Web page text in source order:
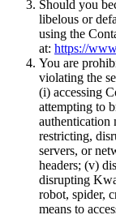
Should you
libelous or
using the
at: https://
You are
violating the
(i) accessing
attempting to
authentication
restricting,
servers, or
headers; (v)
disrupting
robot, spider,
means to